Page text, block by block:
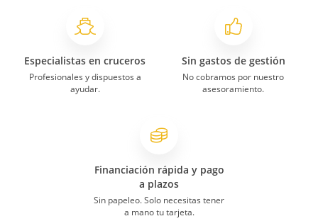
Especialistas en cruceros
Profesionales y dispuestos a
ayudar.
Sin gastos de gestión
No cobramos por nuestro
asesoramiento.
Financiación rápida y pago
a plazos
Sin papeleo. Solo necesitas tener
a mano tu tarjeta.